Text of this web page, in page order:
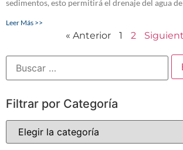
sedimentos, esto permitirá el drenaje del agua
Leer Más >>
« Anterior 1 2
Filtrar por Categoría